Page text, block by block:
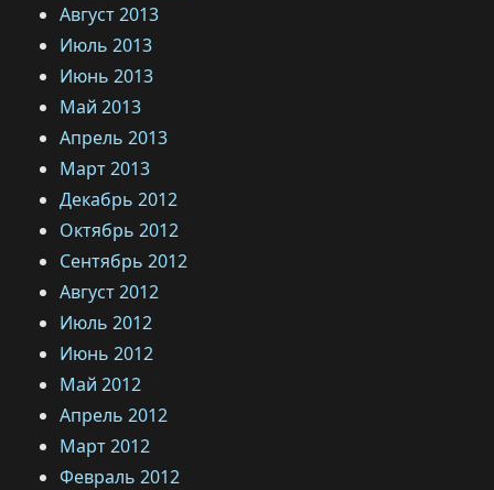
Август 2013
Июль 2013
Июнь 2013
Май 2013
Апрель 2013
Март 2013
Декабрь 2012
Октябрь 2012
Сентябрь 2012
Август 2012
Июль 2012
Июнь 2012
Май 2012
Апрель 2012
Март 2012
Февраль 2012